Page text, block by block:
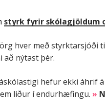
styrk fyrir skólagjöldum
hver með styrktarsjóði
að nýtast þér.
hefur ekki
liður í endurhæfingu.»